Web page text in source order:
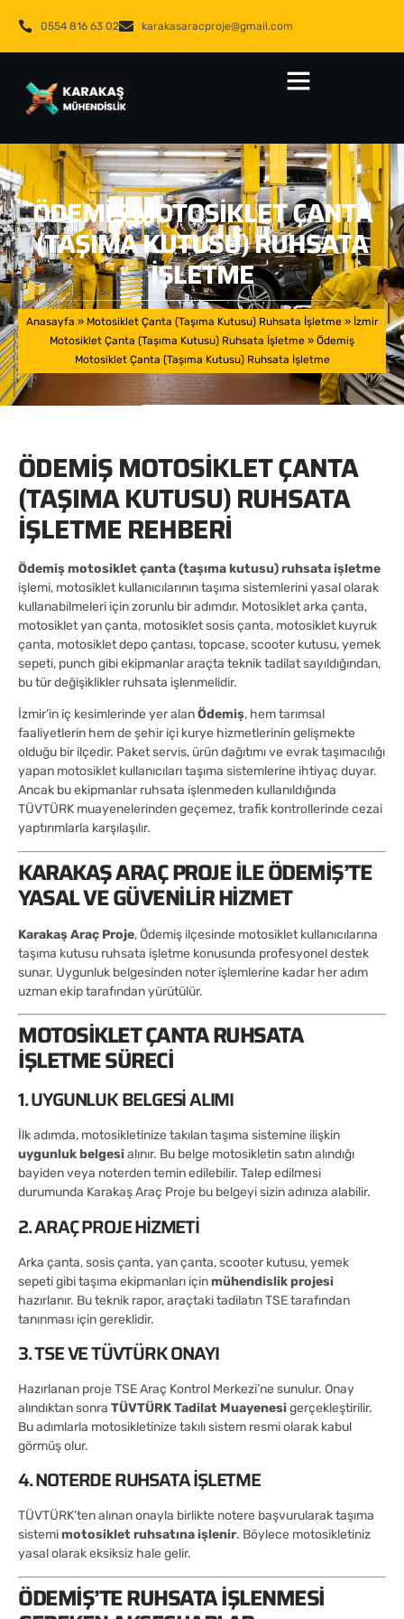
0554 816 63 02 karakasaracproje@gmail.com
ÖDEMIŞ MOTOSIKLET ÇANTA
(TAŞIMA KUTUSU) RUHSATA
İŞLETME
Anasayfa » Motosiklet Çanta (Taşıma Kutusu) Ruhsata İşletme » İzmir
Motosiklet Çanta (Taşıma Kutusu) Ruhsata İşletme » Ödemiş
Motosiklet Çanta (Taşıma Kutusu) Ruhsata İşletme
ÖDEMIŞ MOTOSIKLET ÇANTA
(TAŞIMA KUTUSU) RUHSATA
İŞLETME REHBERI
Ödemiş motosiklet çanta (taşıma kutusu) ruhsata işletme
işlemi, motosiklet kullanıcılarının taşıma sistemlerini yasal olarak
kullanabilmeleri için zorunlu bir adımdır. Motosiklet arka çanta,
motosiklet yan çanta, motosiklet sosis çanta, motosiklet kuyruk
çanta, motosiklet depo çantası, topcase, scooter kutusu, yemek
sepeti, punch gibi ekipmanlar araçta teknik tadilat sayıldığından,
bu tür değişiklikler ruhsata işlenmelidir.
İzmir’in iç kesimlerinde yer alanÖdemiş, hem tarımsal
faaliyetlerin hem de şehir içi kurye hizmetlerinin gelişmekte
olduğu bir ilçedir. Paket servis, ürün dağıtımı ve evrak taşımacılığı
yapan motosiklet kullanıcıları taşıma sistemlerine ihtiyaç duyar.
Ancak bu ekipmanlar ruhsata işlenmeden kullanıldığında
TÜVTÜRK muayenelerinden geçemez, trafik kontrollerinde cezai
yaptırımlarla karşılaşılır.
KARAKAŞ ARAÇ PROJE ILE ÖDEMIŞ’TE
YASAL VE GÜVENILIR HIZMET
Karakaş Araç Proje, Ödemiş ilçesinde motosiklet kullanıcılarına
taşıma kutusu ruhsata işletme konusunda profesyonel destek
sunar. Uygunluk belgesinden noter işlemlerine kadar her adım
uzman ekip tarafından yürütülür.
MOTOSIKLET ÇANTA RUHSATA
İŞLETME SÜRECI
1. UYGUNLUK BELGESI ALIMI
İlk adımda, motosikletinize takılan taşıma sistemine ilişkin
uygunluk belgesialınır. Bu belge motosikletin satın alındığı
bayiden veya noterden temin edilebilir. Talep edilmesi
durumunda Karakaş Araç Proje bu belgeyi sizin adınıza alabilir.
2. ARAÇ PROJE HIZMETI
Arka çanta, sosis çanta, yan çanta, scooter kutusu, yemek
sepeti gibi taşıma ekipmanları içinmühendislik projesi
hazırlanır. Bu teknik rapor, araçtaki tadilatın TSE tarafından
tanınması için gereklidir.
3. TSE VE TÜVTÜRK ONAYI
Hazırlanan proje TSE Araç Kontrol Merkezi’ne sunulur. Onay
alındıktan sonra TÜVTÜRK Tadilat Muayenesigerçekleştirilir.
Bu adımlarla motosikletinize takılı sistem resmi olarak kabul
görmüş olur.
4. NOTERDE RUHSATA İŞLETME
TÜVTÜRK’ten alınan onayla birlikte notere başvurularak taşıma
sistemimotosiklet ruhsatına işlenir. Böylece motosikletiniz
yasal olarak eksiksiz hale gelir.
ÖDEMIŞ’TE RUHSATA İŞLENMESI